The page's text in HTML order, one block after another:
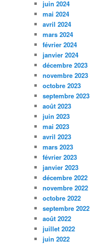
juin 2024
mai 2024
avril 2024
mars 2024
février 2024
janvier 2024
décembre 2023
novembre 2023
octobre 2023
septembre 2023
août 2023
juin 2023
mai 2023
avril 2023
mars 2023
février 2023
janvier 2023
décembre 2022
novembre 2022
octobre 2022
septembre 2022
août 2022
juillet 2022
juin 2022